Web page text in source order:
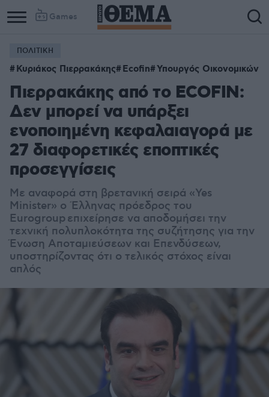
Games
ΠΟΛΙΤΙΚΗ
Κυριάκος Πιερρακάκης Ecofin Υπουργός Οικονομικών
Πιερρακάκης από το ECOFIN:
Δεν μπορεί να υπάρξει
ενοποιημένη κεφαλαιαγορά με
27 διαφορετικές εποπτικές
προσεγγίσεις
Με αναφορά στη βρετανική σειρά «Yes
Minister» ο Έλληνας πρόεδρος του
Eurogroup επιχείρησε να αποδομήσει την
τεχνική πολυπλοκότητα της συζήτησης για την
Ένωση Αποταμιεύσεων και Επενδύσεων,
υποστηρίζοντας ότι ο τελικός στόχος είναι
απλός